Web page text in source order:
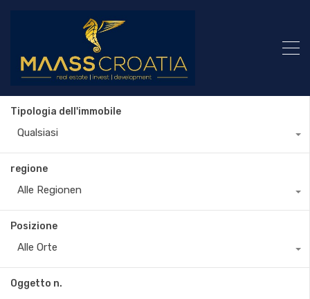
Tipologia dell'immobile
Qualsiasi
regione
Alle Regionen
Posizione
Alle Orte
Oggetto n.